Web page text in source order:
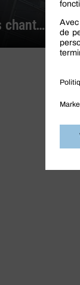
Pour couper proprement des chants de finition, misez sur l’araseur !